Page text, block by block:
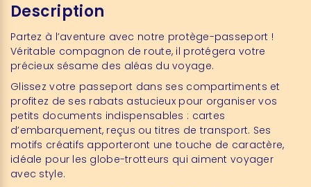
Description
Partez à l’aventure avec notre protège-passeport !
Véritable compagnon de route, il protégera votre
précieux sésame des aléas du voyage.
Glissez votre passeport dans ses compartiments et
profitez de ses rabats astucieux pour organiser vos
petits documents indispensables : cartes
d’embarquement, reçus ou titres de transport. Ses
motifs créatifs apporteront une touche de caractère,
idéale pour les globe-trotteurs qui aiment voyager
avec style.